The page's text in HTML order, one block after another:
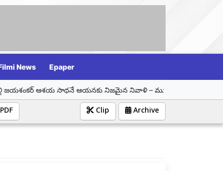
News Epaper
ఆశయ సాధనే ఆయనకు నిజమైన నివాళి – మున్సిపల్ చైర్ పర్సన్ సమీండ్ల వాణి
PDF Archive
Clip